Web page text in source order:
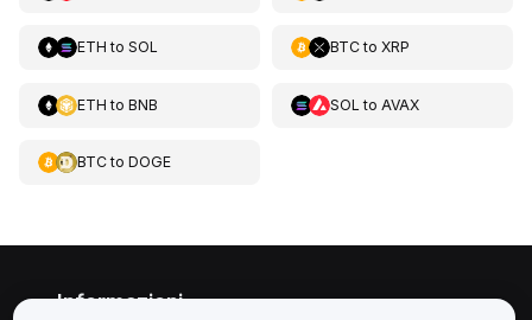
ETH to SOL BTCto XRP
ETH to BNB SOL to AVAX
BTCto DOGE
Informazioni